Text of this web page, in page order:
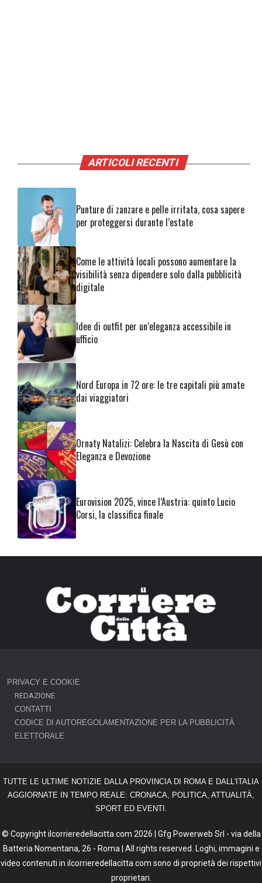
ARTICOLI RECENTI
Punture di zanzare e pelle irritata, cosa sapere
per proteggersi durante l’estate
Come le attività locali possono aumentare la
visibilità senza dipendere solo dalla pubblicità
digitale
Idee di outfit per un’eleganza accessibile in
ufficio
Nord Europa in 72 ore: le tre capitali più amate
dai viaggiatori
Ornaty Natalizi: Celebra la Nascita di Gesù con
Eleganza e Devozione
Eurovision 2025, vince l’Austria: quinto Lucio
Corsi, la classifica finale
PRIVACY E COOKIE
REDAZIONE
CONTATTI
CODICE DI AUTOREGOLAMENTAZIONE PER LA PUBBLICITÀ
ELETTORALE
TUTTE LE ULTIME NOTIZIE DALLA PROVINCIA DI ROMA E DALL'ITALIA
AGGIORNATE IN TEMPO REALE: CRONACA, POLITICA, ATTUALITÀ,
SPORT ED EVENTI.
© Copyright ilcorrieredellacitta.com 2026 | Gfg Powerweb Srl - via della
Batteria Nomentana, 26 - Roma | All rights reserved. Loghi, immagini e
video contenuti in ilcorrieredellacitta.com sono di proprietà dei rispettivi
proprietari.